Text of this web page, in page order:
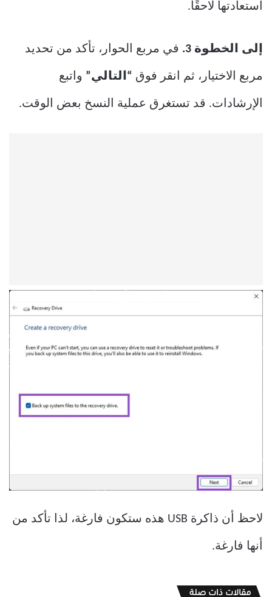
استعادتها لاحقًا.
إلى الخطوة 3. في مربع الحوار، تأكد من تحديد
مربع الاختيار، ثم انقر فوق “التالي” واتبع
الإرشادات. قد تستغرق عملية النسخ بعض الوقت.
لاحظ أن ذاكرة USB هذه ستكون فارغة، لذا تأكد من
أنها فارغة.
مقالات ذات صلة